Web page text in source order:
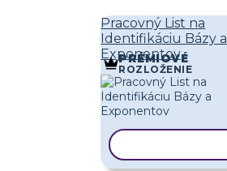
Pracovný List na
Identifikáciu Bázy a
Exponentov
PRÉMIOVÉ
ROZLOŽENIE